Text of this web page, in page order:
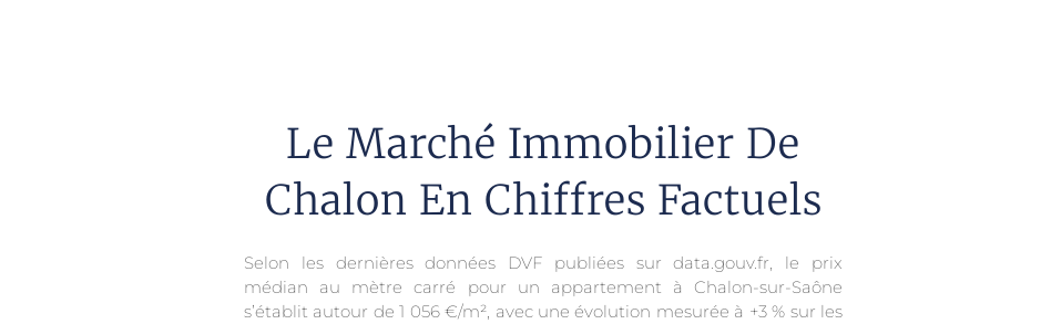
Le Marché Immobilier De
Chalon En Chiffres Factuels
Selon les dernières données DVF publiées sur data.gouv.fr, le prix
médian au mètre carré pour un appartement à Chalon-sur-Saône
s’établit autour de 1 056 €/m², avec une évolution mesurée à +3 % sur les